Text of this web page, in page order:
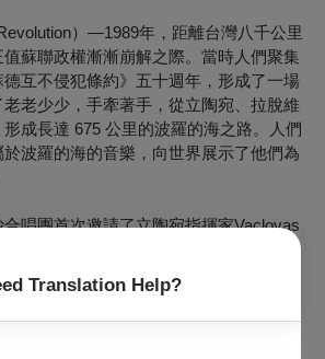
Translation Help?
）—1989年，距離台灣八千公里
蘇聯政權漸漸崩解之際。當時人們聚集
互不侵犯條約》五十週年，形成了一場
老少少，手牽著手，從立陶宛、拉脫維
成長達 675 公里的波羅的海之路。人們
波羅的海的音樂，向世界展示了他們為
唱團首次邀請了立陶宛指揮家Vaclovas
術總監蘇慶俊共同指揮 <Hope is the
樂會。Augustinas 是立陶宛Jauna
藝術總監，他在2021年曾受邀參加台
得了觀眾的熱情迴響與喜愛。